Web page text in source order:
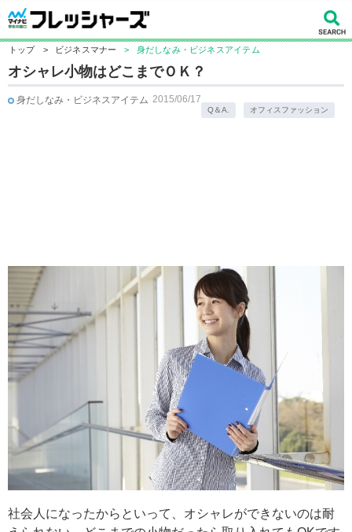
トップ > ビジネスマナー > 身だしなみ・ビジネスアイテム
オシャレ小物はどこまでＯＫ？
身だしなみ・ビジネスアイテム 2015/06/17
Q＆A. オフィスファッション
社会人になったからといって、オシャレができないのは耐